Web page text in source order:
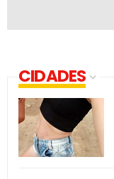
CIDADES